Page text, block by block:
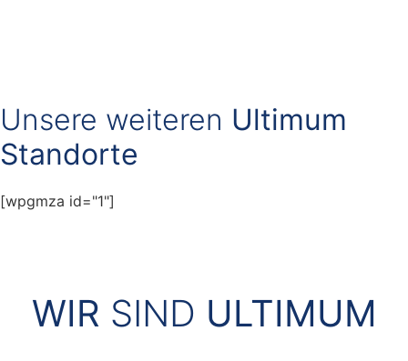
Unsere weiteren Ultimum
Standorte
[wpgmza id="1"]
WIR SIND ULTIMUM